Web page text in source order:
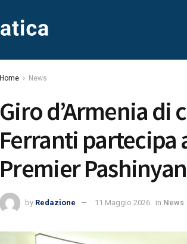
Home News
Giro d’Armenia di
Ferranti partecipa
Premier Pashinyan
by Redazione 11 Maggio 2026 in News